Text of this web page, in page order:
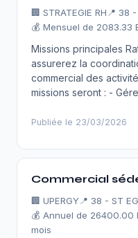
🏢 STRATEGIE RH 📍 38 -
💰 Mensuel de 2083.33
Missions principales
assurerez la
commercial des
missions seront : -
Publiée le 23/03/2026
Commercial
🏢 UPERGY📍 38 - ST
💰 Annuel de 26400.00
mois